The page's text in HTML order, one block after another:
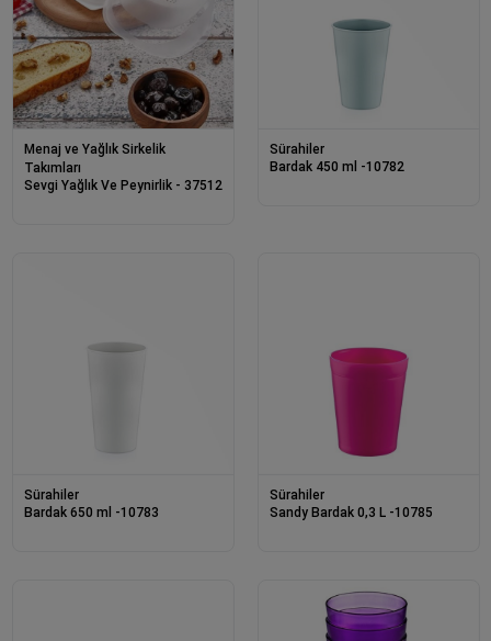
Menaj ve Yağlık Sirkelik
Takımları
Sevgi Yağlık Ve Peynirlik - 37512
Sürahiler
Bardak 450 ml -10782
Sürahiler
Bardak 650 ml -10783
Sürahiler
Sandy Bardak 0,3 L -10785